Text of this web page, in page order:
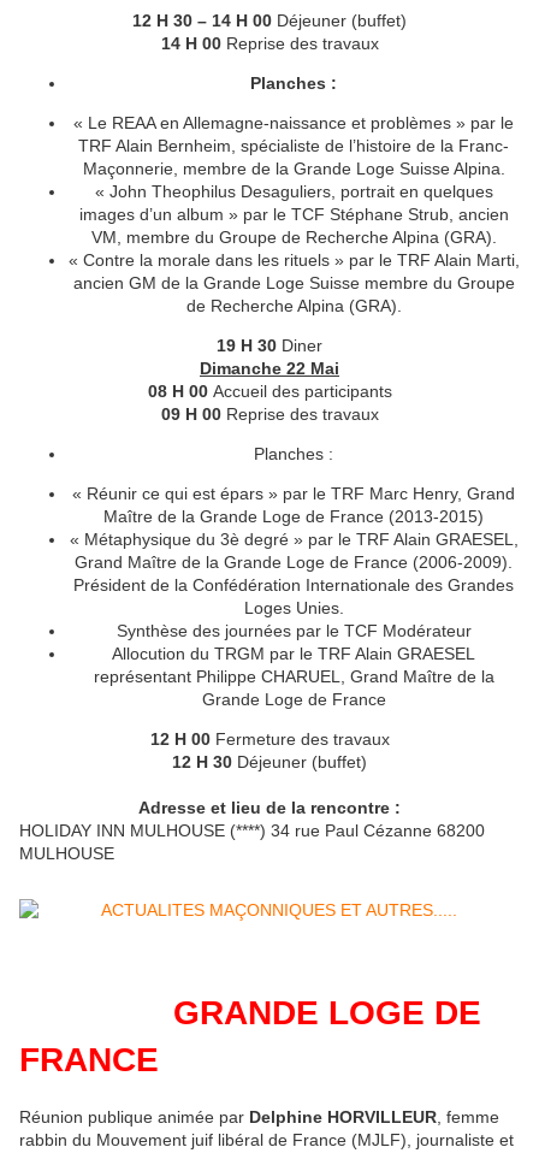
12 H 30 – 14 H 00 Déjeuner (buffet)
14 H 00 Reprise des travaux
Planches :
« Le REAA en Allemagne-naissance et problèmes » par le
TRF Alain Bernheim, spécialiste de l’histoire de la Franc-
Maçonnerie, membre de la Grande Loge Suisse Alpina.
« John Theophilus Desaguliers, portrait en quelques
images d’un album » par le TCF Stéphane Strub, ancien
VM, membre du Groupe de Recherche Alpina (GRA).
« Contre la morale dans les rituels » par le TRF Alain Marti,
ancien GM de la Grande Loge Suisse membre du Groupe
de Recherche Alpina (GRA).
19 H 30 Diner
Dimanche 22 Mai
08 H 00 Accueil des participants
09 H 00Reprise des travaux
Planches :
« Réunir ce qui est épars » par le TRF Marc Henry, Grand
Maître de la Grande Loge de France (2013-2015)
« Métaphysique du 3è degré » par le TRF Alain GRAESEL,
Grand Maître de la Grande Loge de France (2006-2009).
Président de la Confédération Internationale des Grandes
Loges Unies.
Synthèse des journées par le TCF Modérateur
Allocution du TRGM par le TRF Alain GRAESEL
représentant Philippe CHARUEL, Grand Maître de la
Grande Loge de France
12 H 00Fermeture des travaux
12 H 30 Déjeuner (buffet)
Adresse et lieu de la rencontre :
HOLIDAY INN MULHOUSE (****) 34 rue Paul Cézanne 68200
MULHOUSE
GRANDE LOGE DE
FRANCE
Réunion publique animée par Delphine HORVILLEUR , femme
rabbin du Mouvement juif libéral de France (MJLF), journaliste et